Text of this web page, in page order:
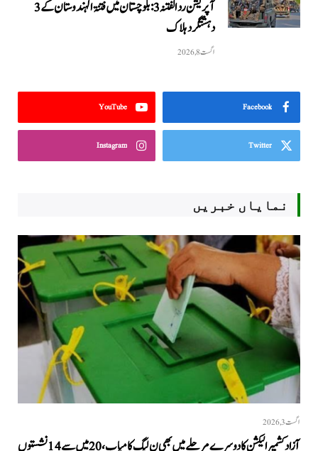
آپریشن رد الفتنہ 3: بلوچستان میں فتنۃ الہندوستان کے 3
دہشتگرد ہلاک
اگست 8, 2026
Facebook
YouTube
Twitter
Instagram
نمایاں خبریں
اگست 3, 2026
آزاد کشمیر الیکشن کا دوسرے مرحلے میں بھی ن لیگ کامیاب، 20 میں سے 14 نشستوں